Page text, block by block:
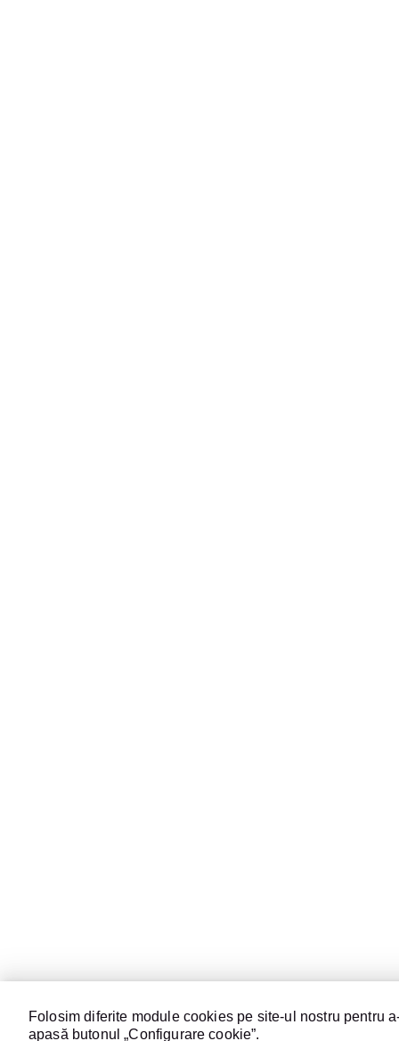
Folosim diferite module cookies pe site-ul nostru pentru
apasă butonul „Configurare cookie”.